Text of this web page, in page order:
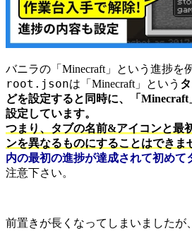
バニラの「Minecraft」という進捗を
root.jsonは「Minecraft」という
どを設定すると同時に、「
設定しています。
つまり、タブの名前&アイコンと最
ンを異なるものにすることはできま
内の最初の進捗が達成されて初めて
注意下さい。
前置きが長くなってしまいましたが